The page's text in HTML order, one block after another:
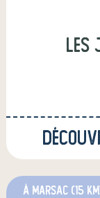
Les
à Marsac (15